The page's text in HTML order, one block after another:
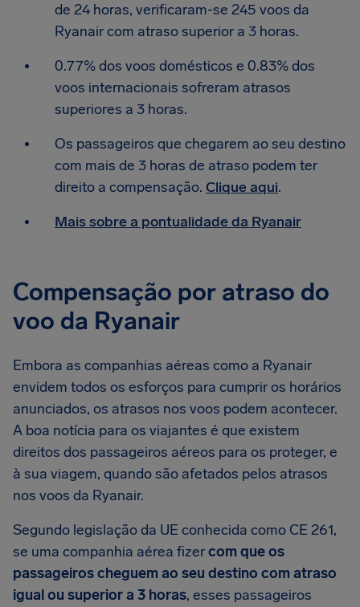
de 24 horas, verificaram-se 245 voos da
Ryanair com atraso superior a 3 horas.
0.77% dos voos domésticos e 0.83% dos
voos internacionais sofreram atrasos
superiores a 3 horas.
Os passageiros que chegarem ao seu destino
com mais de 3 horas de atraso podem ter
direito a compensação. Clique aqui.
Mais sobre a pontualidade da Ryanair
Compensação por atraso do
voo da Ryanair
Embora as companhias aéreas como a Ryanair
envidem todos os esforços para cumprir os horários
anunciados, os atrasos nos voos podem acontecer.
A boa notícia para os viajantes é que existem
direitos dos passageiros aéreos para os proteger, e
à sua viagem, quando são afetados pelos atrasos
nos voos da Ryanair.
Segundo legislação da UE conhecida como CE 261,
se uma companhia aérea fizercom que os
passageiros cheguem ao seu destino com atraso
igual ou superior a 3 horas, esses passageiros